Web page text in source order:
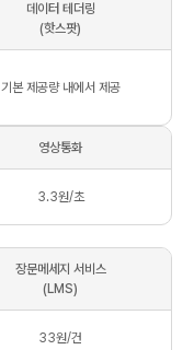
데이터 테더링
(핫스팟)
기본 제공량 내에서 제공
영상통화
3.3원/초
장문메세지 서비스
(LMS)
33원/건